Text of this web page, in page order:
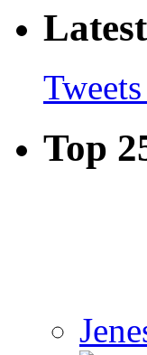
Top